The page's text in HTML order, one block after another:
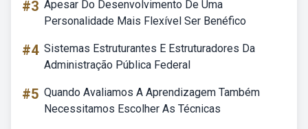
#3 Apesar Do Desenvolvimento De Uma
Personalidade Mais Flexível Ser Benéfico
#4 Sistemas Estruturantes E Estruturadores Da
Administração Pública Federal
#5 Quando Avaliamos A Aprendizagem Também
Necessitamos Escolher As Técnicas